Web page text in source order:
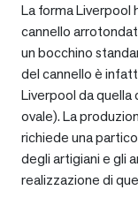
La forma Liverpool
cannello
un bocchino
del cannello è
Liverpool da quella
ovale). La
richiede una
degli artigiani e gli
realizzazione di